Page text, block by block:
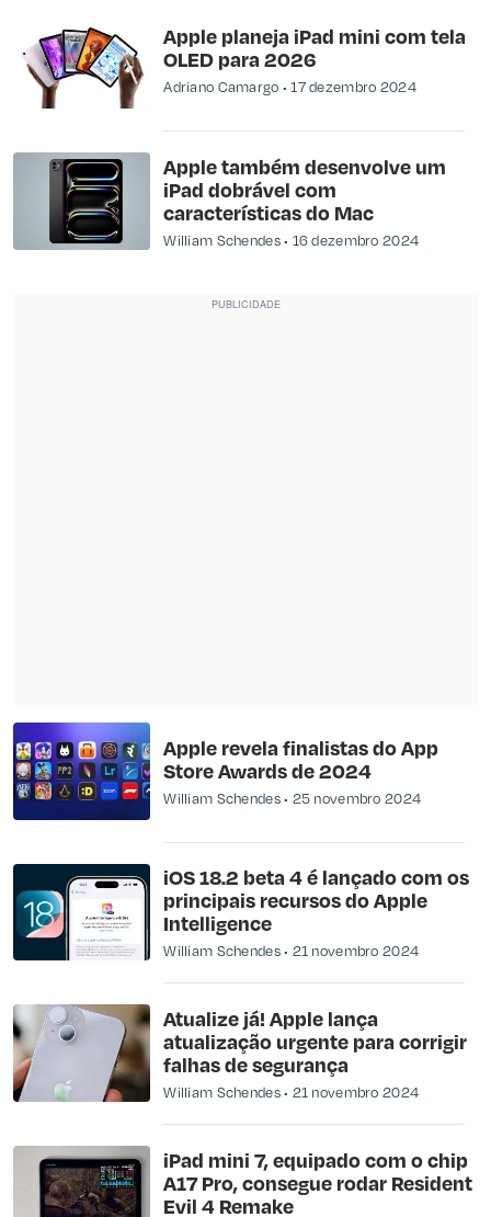
Apple planeja iPad mini com tela
OLED para 2026
Adriano Camargo 17 dezembro 2024
Apple também desenvolve um
iPad dobrável com
características do Mac
William Schendes 16 dezembro 2024
Apple revela finalistas do App
Store Awards de 2024
William Schendes 25 novembro 2024
iOS 18.2 beta 4 é lançado com os
principais recursos do Apple
Intelligence
William Schendes 21 novembro 2024
Atualize já! Apple lança
atualização urgente para corrigir
falhas de segurança
William Schendes 21 novembro 2024
iPad mini 7, equipado com o chip
A17 Pro, consegue rodar Resident
Evil 4 Remake